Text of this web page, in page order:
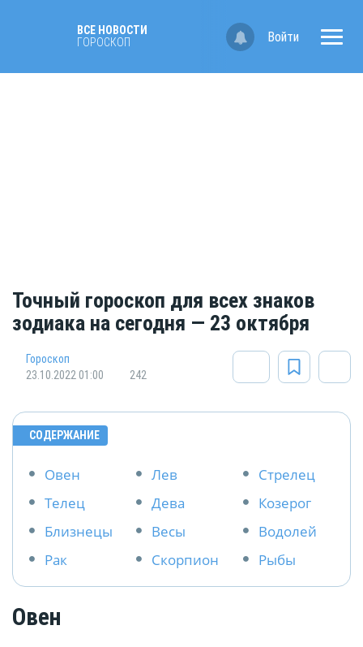
ВСЕ НОВОСТИ
ГОРОСКОП
Войти
Точный гороскоп для всех знаков
зодиака на сегодня — 23 октября
Гороскоп
23.10.2022 01:00
242
СОДЕРЖАНИЕ
Овен
Телец
Близнецы
Рак
Лев
Дева
Весы
Скорпион
Стрелец
Козерог
Водолей
Рыбы
Овен